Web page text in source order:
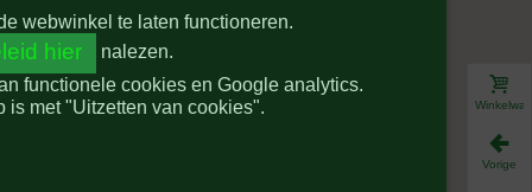
webwinkel te laten functioneren.
hier
nalezen.
functionele cookies en Google analytics.
is met "Uitzetten van cookies".
Vorige